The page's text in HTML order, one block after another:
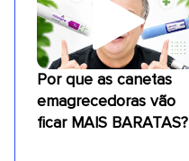
Por que as canetas
emagrecedoras vão
ficar MAIS BARATAS?